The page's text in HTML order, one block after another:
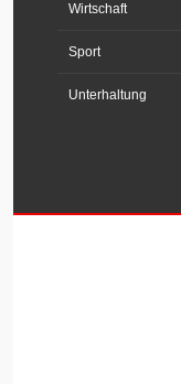
Wirtschaft
Sport
Unterhaltung